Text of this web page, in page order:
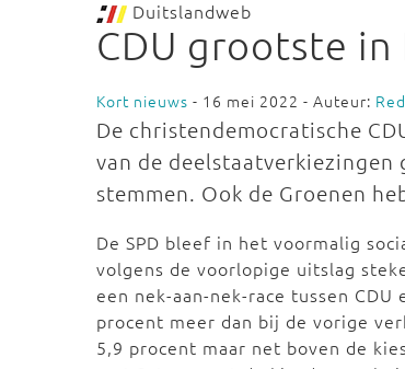
Duitslandweb
CDU grootste
Kort nieuws - 16 mei 2022 - Auteur:
De christendemocratische
van de
stemmen. Ook de Groenen
De SPD bleef in het voormalig
volgens de voorlopige uitslag
een nek-aan-nek-race tussen
procent meer dan bij de vorige
5,9 procent maar net boven de